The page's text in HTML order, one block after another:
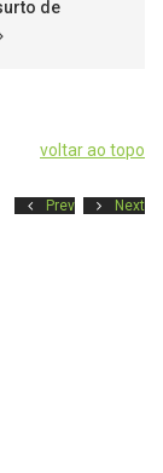
de
voltar ao topo
Prev Next